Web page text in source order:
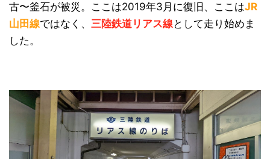
古〜釜石が被災。ここは2019年3月に復旧、ここはJR
山田線ではなく、 三陸鉄道リアス線として走り始めま
した。